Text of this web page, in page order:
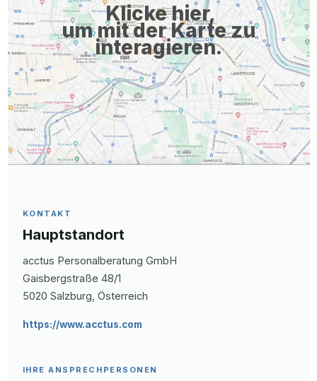
Klicke hier,
um mit der Karte zu
interagieren.
KONTAKT
Hauptstandort
acctus Personalberatung GmbH
Gaisbergstraße 48/1
5020 Salzburg , Österreich
https://www.acctus.com
IHRE ANSPRECHPERSONEN